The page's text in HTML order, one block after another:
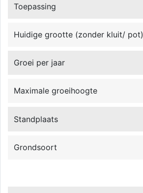
Toepassing
Huidige grootte (zonder kluit/ pot)
Groei per jaar
Maximale groeihoogte
Standplaats
Grondsoort